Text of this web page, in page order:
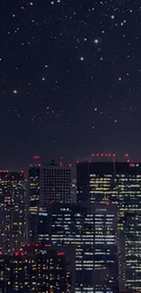
運命予報占いとは
ブログ